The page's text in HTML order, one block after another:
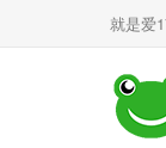
就是爱